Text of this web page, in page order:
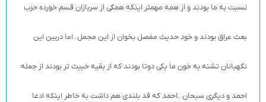
نسبت به ما بودند و از همه مهمتر اینکه همگی از سربازان قسم خورده حزب
بعث عراق بودند و خود حدیث مفصل بخوان از این مجمل. اما دربین این
نگهبانان تشنه به خون ما یکی دوتا بودند که از بقیه خبیث تر بودند از جمله
احمد و دیگری سبحان .احمد که قد بلندی هم داشت به خاطر اینکه ادعا